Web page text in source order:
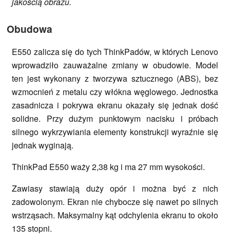
Obudowa
E550 zalicza się do tych ThinkPadów, w których Lenovo
wprowadziło zauważalne zmiany w obudowie. Model
ten jest wykonany z tworzywa sztucznego (ABS), bez
wzmocnień z metalu czy włókna węglowego. Jednostka
zasadnicza i pokrywa ekranu okazały się jednak dość
solidne. Przy dużym punktowym nacisku i próbach
silnego wykrzywiania elementy konstrukcji wyraźnie się
jednak wyginają.
ThinkPad E550 waży 2,38 kg i ma 27 mm wysokości.
Zawiasy stawiają duży opór i można być z nich
zadowolonym. Ekran nie chybocze się nawet po silnych
wstrząsach. Maksymalny kąt odchylenia ekranu to około
135 stopni.